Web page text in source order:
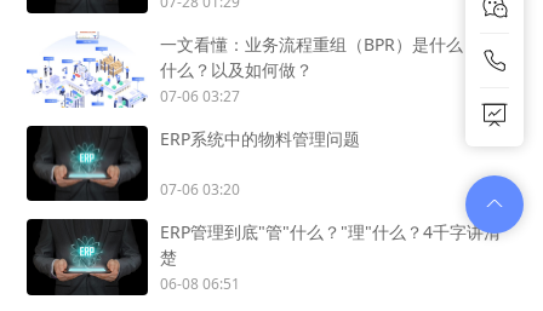
一文看懂：业务流程重组（BPR）是什么？能做
什么？以及如何做？
07-06 03:27
ERP系统中的物料管理问题
07-06 03:20
ERP管理到底"管"什么？"理"什么？4千字讲清
楚
06-08 06:51